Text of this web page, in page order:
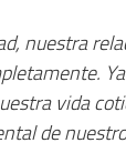
nuestra
vida
de